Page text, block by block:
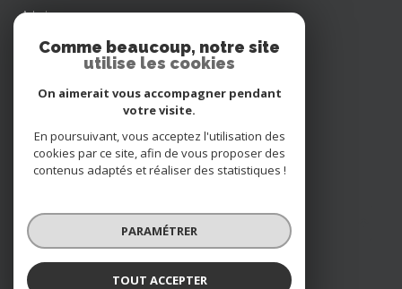
Admin
Nos honoraires
Cookies
© 2026 | Tous droits réservés
Réalisé par
Comme beaucoup, notre site
utilise les cookies
On aimerait vous accompagner pendant
votre visite.
En poursuivant, vous acceptez l'utilisation des
cookies par ce site, afin de vous proposer des
contenus adaptés et réaliser des statistiques !
PARAMÉTRER
TOUT ACCEPTER